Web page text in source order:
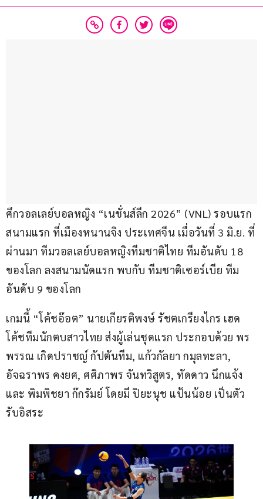
ศึกวอลเลย์บอลหญิง “เนชั่นส์ลีก 2026” (VNL) รอบแรก
สนามแรก ที่เมืองหนานจิง ประเทศจีน เมื่อวันที่ 3 มิ.ย. ที่
ผ่านมา ทีมวอลเลย์บอลหญิงทีมชาติไทย ทีมอันดับ 18
ของโลก ลงสนามนัดแรก พบกับ ทีมชาติเซอร์เบีย ทีม
อันดับ 9 ของโลก
เกมนี้ “โค้ชอ๊อต” นายเกียรติพงษ์ รัชตเกรียงไกร เฮด
โค้ชทีมนักตบสาวไทย ส่งผู้เล่นชุดแรก ประกอบด้วย พร
พรรณ เกิดปราชญ์ กัปตันทีม, แก้วกัลยา กมุลทะลา,
อัจฉราพร คงยศ, ศศิภาพร จันทวิสูตร, ทัดดาว นึกแจ้ง
และ พิมพิชยา ก๊กรัมย์ โดยมี ปิยะนุช แป้นน้อย เป็นตัว
รับอิสระ